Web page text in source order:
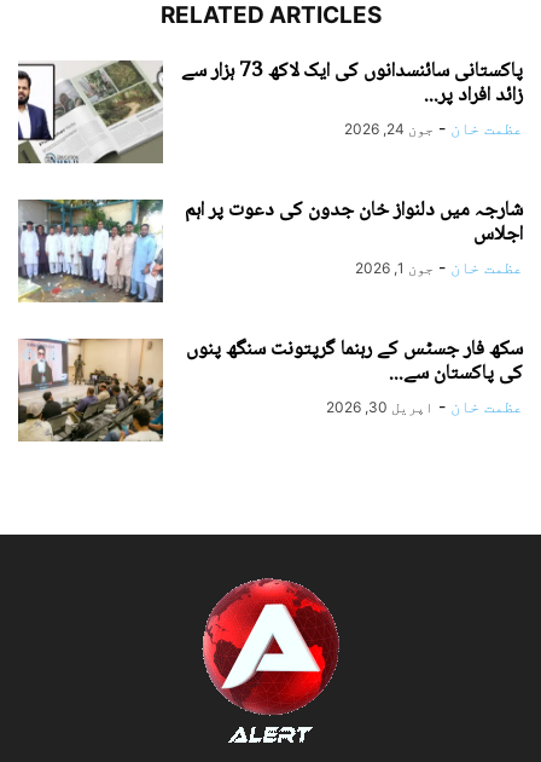
RELATED ARTICLES
پاکستانی سائنسدانوں کی ایک لاکھ 73 ہزار سے
زائد افراد پر...
عظمت خان - جون 24, 2026
شارجہ میں دلنواز خان جدون کی دعوت پر اہم
اجلاس
عظمت خان - جون 1, 2026
سکھ فار جسٹس کے رہنما گرپتونت سنگھ پنوں
کی پاکستان سے...
عظمت خان - اپریل 30, 2026